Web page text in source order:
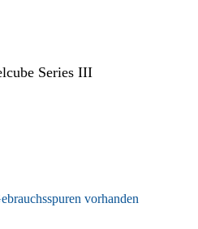
Series III
vorhanden